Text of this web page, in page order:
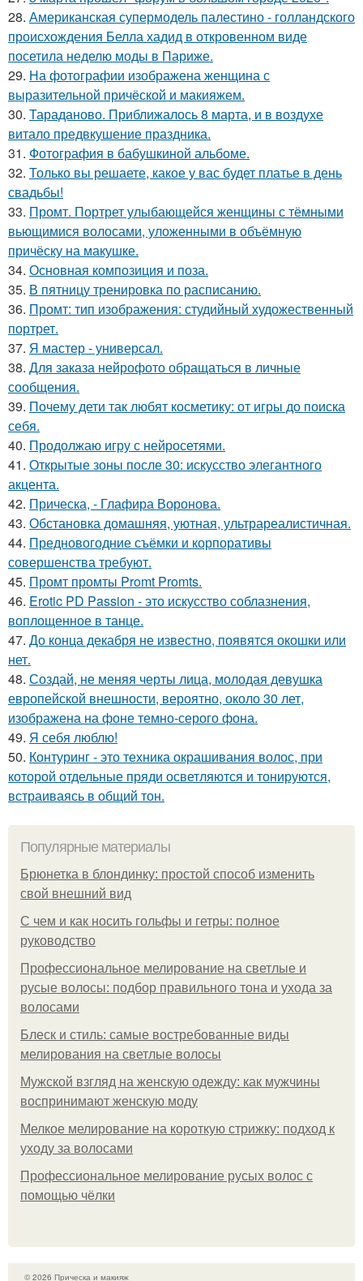
28. Американская супермодель палестино - голландского
происхождения Белла хадид в откровенном виде
посетила неделю моды в Париже.
29. На фотографии изображена женщина с
выразительной причёской и макияжем.
30. Тараданово. Приближалось 8 марта, и в воздухе
витало предвкушение праздника.
31. Фотография в бабушкиной альбоме.
32. Только вы решаете, какое у вас будет платье в день
свадьбы!
33. Промт. Портрет улыбающейся женщины с тёмными
вьющимися волосами, уложенными в объёмную
причёску на макушке.
34. Основная композиция и поза.
35. В пятницу тренировка по расписанию.
36. Промт: тип изображения: студийный художественный
портрет.
37. Я мастер - универсал.
38. Для заказа нейрофото обращаться в личные
сообщения.
39. Почему дети так любят косметику: от игры до поиска
себя.
40. Продолжаю игру с нейросетями.
41. Открытые зоны после 30: искусство элегантного
акцента.
42. Прическа, - Глафира Воронова.
43. Обстановка домашняя, уютная, ультрареалистичная.
44. Предновогодние съёмки и корпоративы
совершенства требуют.
45. Промт промты Promt Promts.
46. Erotic PD Passion - это искусство соблазнения,
воплощенное в танце.
47. До конца декабря не известно, появятся окошки или
нет.
48. Создай, не меняя черты лица, молодая девушка
европейской внешности, вероятно, около 30 лет,
изображена на фоне темно-серого фона.
49. Я себя люблю!
50. Контуринг - это техника окрашивания волос, при
которой отдельные пряди осветляются и тонируются,
встраиваясь в общий тон.
Популярные материалы
Брюнетка в блондинку: простой способ изменить
свой внешний вид
С чем и как носить гольфы и гетры: полное
руководство
Профессиональное мелирование на светлые и
русые волосы: подбор правильного тона и ухода за
волосами
Блеск и стиль: самые востребованные виды
мелирования на светлые волосы
Мужской взгляд на женскую одежду: как мужчины
воспринимают женскую моду
Мелкое мелирование на короткую стрижку: подход к
уходу за волосами
Профессиональное мелирование русых волос с
помощью чёлки
© 2026 Прическа и макияж